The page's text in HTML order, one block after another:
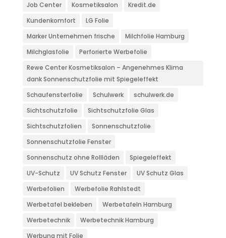
Job Center
Kosmetiksalon
Kredit.de
Kundenkomfort
LG Folie
Marker Unternehmen frische
Milchfolie Hamburg
Milchglasfolie
Perforierte Werbefolie
Rewe Center Kosmetiksalon – Angenehmes Klima
dank Sonnenschutzfolie mit Spiegeleffekt
Schaufensterfolie
Schulwerk
schulwerk.de
Sichtschutzfolie
Sichtschutzfolie Glas
Sichtschutzfolien
Sonnenschutzfolie
Sonnenschutzfolie Fenster
Sonnenschutz ohne Rollläden
Spiegeleffekt
UV-Schutz
UV Schutz Fenster
UV Schutz Glas
Werbefolien
Werbefolie Rahlstedt
Werbetafel bekleben
Werbetafeln Hamburg
Werbetechnik
Werbetechnik Hamburg
Werbung mit Folie